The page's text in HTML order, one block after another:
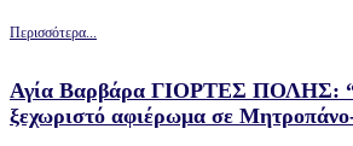
Περισσότερα...
Αγία Βαρβάρα ΓΙΟΡΤΕΣ ΠΟΛΗΣ:
ξεχωριστό αφιέρωμα σε